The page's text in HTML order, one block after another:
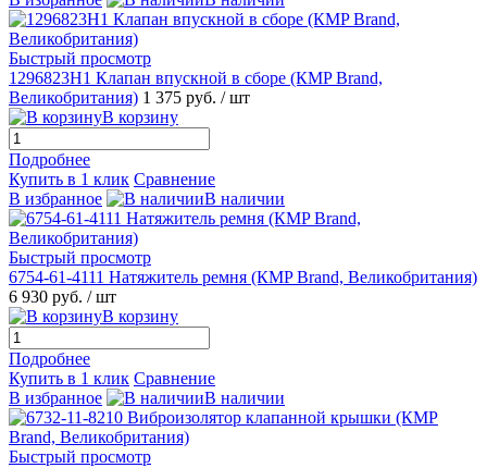
Быстрый просмотр
1296823H1 Клапан впускной в сборе (КMP Brand,
Великобритания) 1 375 руб. / шт
В корзину
Подробнее
Купить в 1 клик Сравнение
В избранное
В наличии
Быстрый просмотр
6754-61-4111 Натяжитель ремня (КMP Brand, Великобритания)
6 930 руб. / шт
В корзину
Подробнее
Купить в 1 клик Сравнение
В избранное
В наличии
Быстрый просмотр